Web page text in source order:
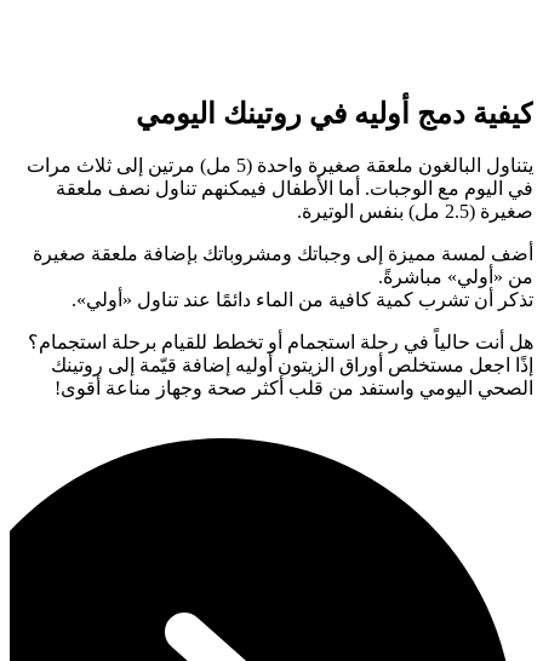
كيفية دمج أوليه في روتينك اليومي
يتناول البالغون ملعقة صغيرة واحدة (5 مل) مرتين إلى ثلاث مرات
في اليوم مع الوجبات. أما الأطفال فيمكنهم تناول نصف ملعقة
صغيرة (2.5 مل) بنفس الوتيرة.
أضف لمسة مميزة إلى وجباتك ومشروباتك بإضافة ملعقة صغيرة
من «أولي» مباشرةً.
تذكر أن تشرب كمية كافية من الماء دائمًا عند تناول «أولي».
هل أنت حالياً في رحلة استجمام أو تخطط للقيام برحلة استجمام؟
إذًا اجعل مستخلص أوراق الزيتون أوليه إضافة قيّمة إلى روتينك
الصحي اليومي واستفد من قلب أكثر صحة وجهاز مناعة أقوى!